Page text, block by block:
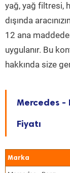
yağ, yağ filtresi,
dışında
12 ana
uygulanır. Bu
hakkında size
Mercedes -
Fiyatı
Marka